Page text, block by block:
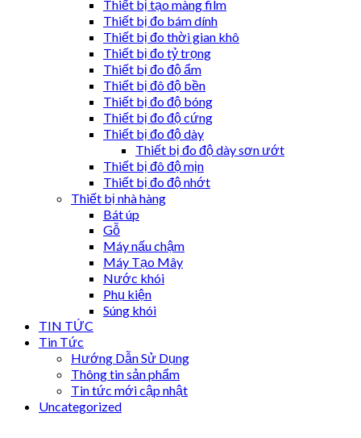
Thiết bị tạo màng film
Thiết bị đo bám dính
Thiết bị đo thời gian khô
Thiết bị đo tỷ trọng
Thiết bị đo độ ẩm
Thiết bị đô độ bền
Thiết bị đo độ bóng
Thiết bị đo độ cứng
Thiết bị đo độ dày
Thiết bị đo độ dày sơn ướt
Thiết bị đô độ mịn
Thiết bị đo độ nhớt
Thiết bị nhà hàng
Bát úp
Gỗ
Máy nấu chậm
Máy Tạo Mây
Nước khói
Phụ kiện
Súng khói
TIN TỨC
Tin Tức
Hướng Dẫn Sử Dụng
Thông tin sản phẩm
Tin tức mới cập nhật
Uncategorized